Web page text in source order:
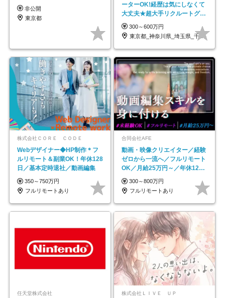
非公開
東京都
ーターOK!経歴は気にしなくて
大丈夫★超大手リクルートグル
ープの正社員/sg
300～600万円
東京都_神奈川県_埼玉県_千葉県_大阪府…
株式会社ＣＯＲＥ ＣＯＤＥ
Webデザイナー◆HP制作＊フ
ルリモート＆副業OK！年休128
日／基本定時退社／動画編集
350～750万円
フルリモートあり
合同会社AFE
動画・映像クリエイター／経験
ゼロから一流へ／フルリモート
OK／月給25万円～／年休125
日以上
300～800万円
フルリモートあり
任天堂株式会社 株式会社ＬＩＶＥ ＵＰ